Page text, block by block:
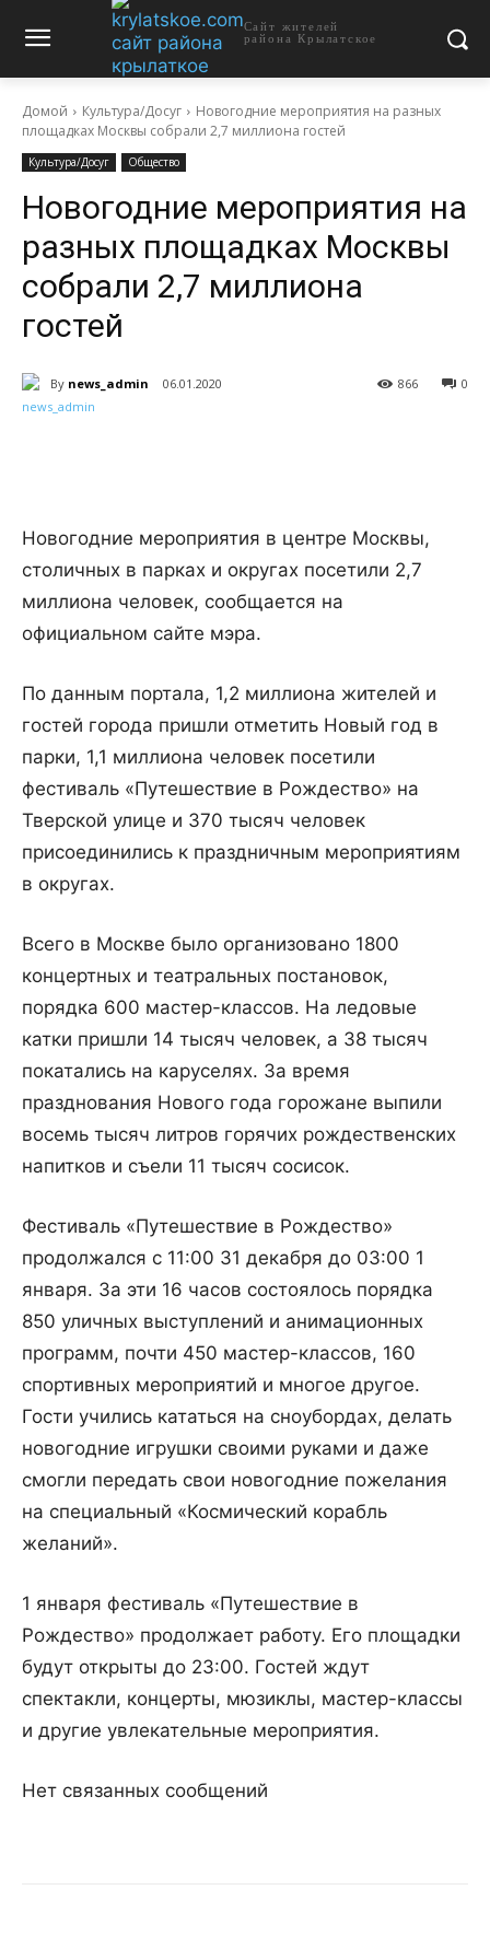
Сайт жителей
района Крылатское
Домой Культура/Досуг
Новогодние мероприятия на разных
площадках Москвы собрали 2,7 миллиона гостей
Культура/Досуг Общество
Новогодние мероприятия на
разных площадках Москвы
собрали 2,7 миллиона
гостей
By news_admin 06.01.2020 0
866
Новогодние мероприятия в центре Москвы,
столичных в парках и округах посетили 2,7
миллиона человек, сообщается на
официальном сайте мэра.
По данным портала, 1,2 миллиона жителей и
гостей города пришли отметить Новый год в
парки, 1,1 миллиона человек посетили
фестиваль «Путешествие в Рождество» на
Тверской улице и 370 тысяч человек
присоединились к праздничным мероприятиям
в округах.
Всего в Москве было организовано 1800
концертных и театральных постановок,
порядка 600 мастер-классов. На ледовые
катки пришли 14 тысяч человек, а 38 тысяч
покатались на каруселях. За время
празднования Нового года горожане выпили
восемь тысяч литров горячих рождественских
напитков и съели 11 тысяч сосисок.
Фестиваль «Путешествие в Рождество»
продолжался с 11:00 31 декабря до 03:00 1
января. За эти 16 часов состоялось порядка
850 уличных выступлений и анимационных
программ, почти 450 мастер-классов, 160
спортивных мероприятий и многое другое.
Гости учились кататься на сноубордах, делать
новогодние игрушки своими руками и даже
смогли передать свои новогодние пожелания
на специальный «Космический корабль
желаний».
1 января фестиваль «Путешествие в
Рождество» продолжает работу. Его площадки
будут открыты до 23:00. Гостей ждут
спектакли, концерты, мюзиклы, мастер-классы
и другие увлекательные мероприятия.
Нет связанных сообщений